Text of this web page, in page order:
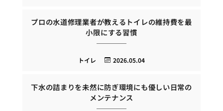
プロの水道修理業者が教えるトイレの維持費を最
小限にする習慣
2026.05.04
トイレ
下水の詰まりを未然に防ぎ環境にも優しい日常の
メンテナンス